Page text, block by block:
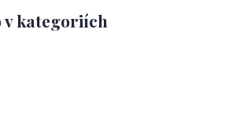
v kategoriích